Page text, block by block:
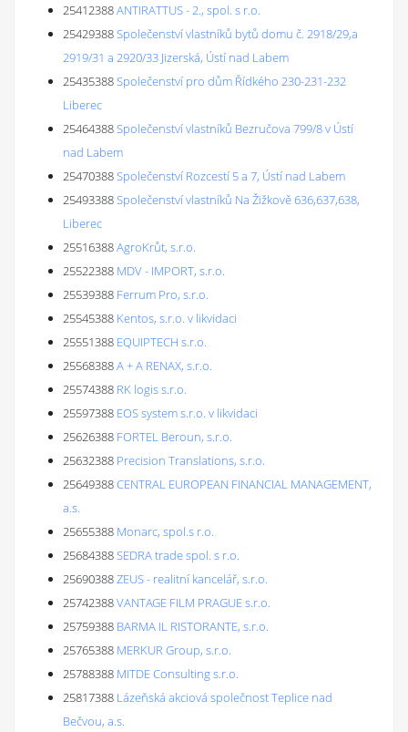
25412388ANTIRATTUS - 2., spol. s r.o.
25429388Společenství vlastníků bytů domu č. 2918/29,a
2919/31 a 2920/33 Jizerská, Ústí nad Labem
25435388Společenství pro dům Řídkého 230-231-232
Liberec
25464388Společenství vlastníků Bezručova 799/8 v Ústí
nad Labem
25470388Společenství Rozcestí 5 a 7, Ústí nad Labem
25493388Společenství vlastníků Na Žižkově 636,637,638,
Liberec
25516388AgroKrůt, s.r.o.
25522388 MDV - IMPORT, s.r.o.
25539388 Ferrum Pro, s.r.o.
25545388 Kentos, s.r.o. v likvidaci
25551388 EQUIPTECH s.r.o.
25568388A + A RENAX, s.r.o.
25574388 RK logis s.r.o.
25597388 EOS system s.r.o. v likvidaci
25626388 FORTEL Beroun, s.r.o.
25632388 Precision Translations, s.r.o.
25649388CENTRAL EUROPEAN FINANCIAL MANAGEMENT,
a.s.
25655388 Monarc, spol.s r.o.
25684388SEDRA trade spol. s r.o.
25690388ZEUS - realitní kancelář, s.r.o.
25742388VANTAGE FILM PRAGUE s.r.o.
25759388 BARMA IL RISTORANTE, s.r.o.
25765388 MERKUR Group, s.r.o.
25788388 MITDE Consulting s.r.o.
25817388 Lázeňská akciová společnost Teplice nad
Bečvou, a.s.